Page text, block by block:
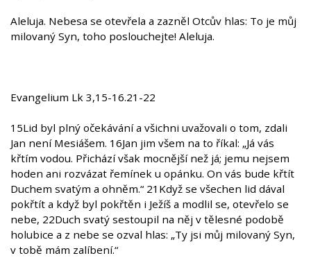
Aleluja. Nebesa se otevřela a zazněl Otcův hlas: To je můj
milovaný Syn, toho poslouchejte! Aleluja.
Evangelium Lk 3,15-16.21-22
15Lid byl plný očekávání a všichni uvažovali o tom, zdali
Jan není Mesiášem. 16Jan jim všem na to říkal: „Já vás
křtím vodou. Přichází však mocnější než já; jemu nejsem
hoden ani rozvázat řemínek u opánku. On vás bude křtít
Duchem svatým a ohněm.“ 21Když se všechen lid dával
pokřtít a když byl pokřtěn i Ježíš a modlil se, otevřelo se
nebe, 22Duch svatý sestoupil na něj v tělesné podobě
holubice a z nebe se ozval hlas: „Ty jsi můj milovaný Syn,
v tobě mám zalíbení.“